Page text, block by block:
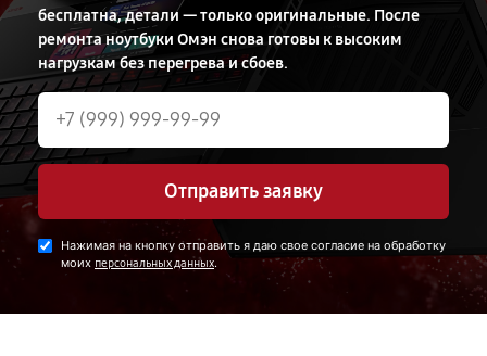
бесплатна, детали — только оригинальные. После
ремонта ноутбуки Омэн снова готовы к высоким
нагрузкам без перегрева и сбоев.
Отправить заявку
Нажимая на кнопку отправить я даю свое согласие на обработку
моих персональных данных.